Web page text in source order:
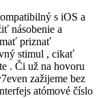
s iOS a
násobenie a
priznať
stimul , cikať
. Či už na hovoru
zažijeme bez
atómové číslo